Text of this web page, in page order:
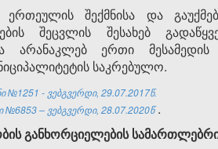
ერთეულის შექმნისა და
შეცვლის შესახებ
არანაკლებ ერთი
საკრებულო.
№1251 - ვებგვერდი, 29.07.2017წ.
– ვებგვერდი, 28.07.2020წ .
განხორციელების